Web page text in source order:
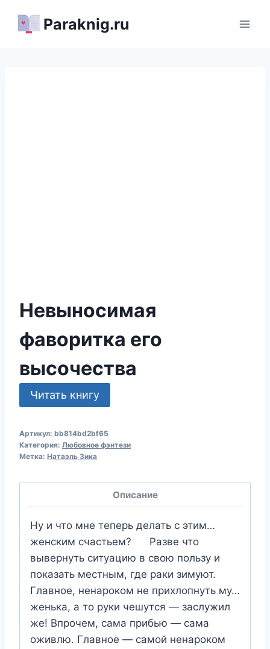
Paraknig.ru
Невыносимая
фаворитка его
высочества
Читать книгу
Артикул: bb814bd2bf65
Категория: Любовное фэнтези
Метка: Натаэль Зика
Описание
Ну и что мне теперь делать с этим…
женским счастьем? Разве что
вывернуть ситуацию в свою пользу и
показать местным, где раки зимуют.
Главное, ненароком не прихлопнуть му…
женька, а то руки чешутся — заслужил
же! Впрочем, сама прибью — сама
оживлю. Главное — самой ненароком